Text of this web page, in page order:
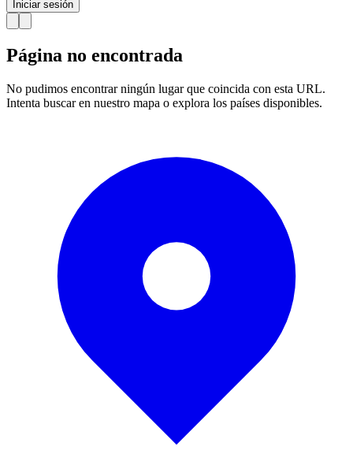
Iniciar sesión
Página no encontrada
No pudimos encontrar ningún lugar que coincida con esta URL.
Intenta buscar en nuestro mapa o explora los países disponibles.